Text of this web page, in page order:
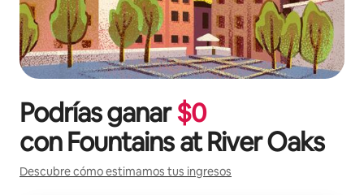
Podrías ganar$0
conFountains at River Oaks
Descubre cómo estimamos tus ingresos